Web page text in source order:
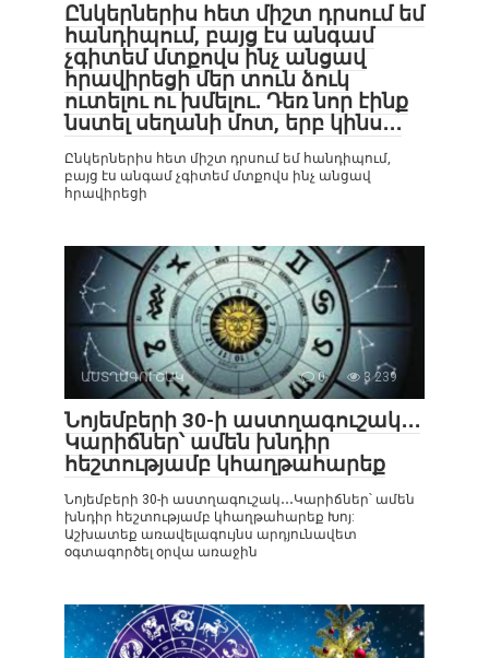
Ընկերներիս հետ միշտ դրսում եմ
հանդիպում, բայց էս անգամ
չգիտեմ մտքովս ինչ անցավ
հրավիրեցի մեր տուն ձուկ
ուտելու ու խմելու․ Դեռ նոր էինք
նստել սեղանի մոտ, երբ կինս․․․
Ընկերներիս հետ միշտ դրսում եմ հանդիպում,
բայց էս անգամ չգիտեմ մտքովս ինչ անցավ
հրավիրեցի
ԱՍՏՂԱԳՈՒՇԱԿ 0 3 239
Նոյեմբերի 30-ի աստղագուշակ․․․
Կարիճներ՝ ամեն խնդիր
հեշտությամբ կհաղթահարեք
Նոյեմբերի 30-ի աստղագուշակ․․․Կարիճներ՝ ամեն
խնդիր հեշտությամբ կհաղթահարեք Խոյ:
Աշխատեք առավելագույնս արդյունավետ
օգտագործել օրվա առաջին